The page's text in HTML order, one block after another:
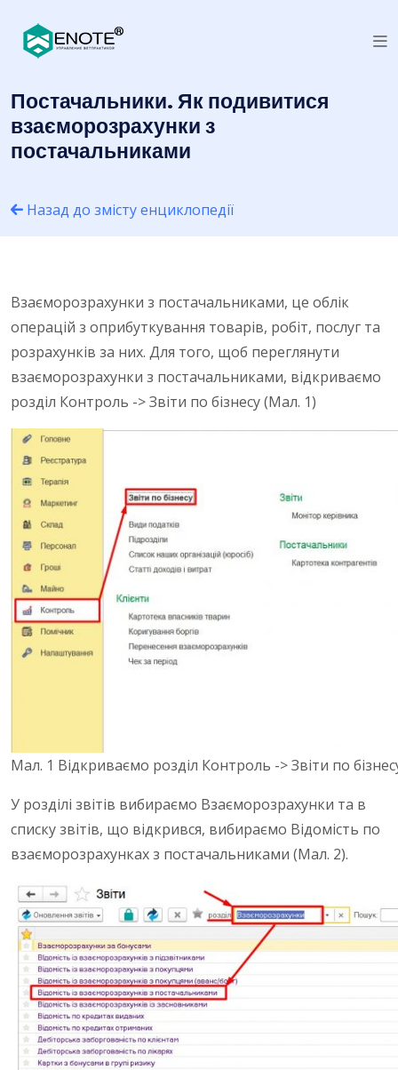
Постачальники. Як подивитися
взаєморозрахунки з
постачальниками
Назад до змісту енциклопедії
Взаєморозрахунки з постачальниками, це облік
операцій з оприбуткування товарів, робіт, послуг та
розрахунків за них. Для того, щоб переглянути
взаєморозрахунки з постачальниками, відкриваємо
розділ Контроль -> Звіти по бізнесу (Мал. 1)
Мал. 1 Відкриваємо розділ Контроль -> Звіти по
У розділі звітів вибираємо Взаєморозрахунки та в
списку звітів, що відкрився, вибираємо Відомість по
взаєморозрахунках з постачальниками (Мал. 2).